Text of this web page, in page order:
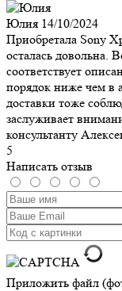
Юлия 14/10/2024
Приобретала Sony
осталась довольна.
соответствует
порядок ниже чем в
доставки тоже
заслуживает
консультанту
5
Написать отзыв
Приложить файл